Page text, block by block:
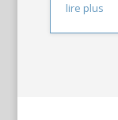
lire plus